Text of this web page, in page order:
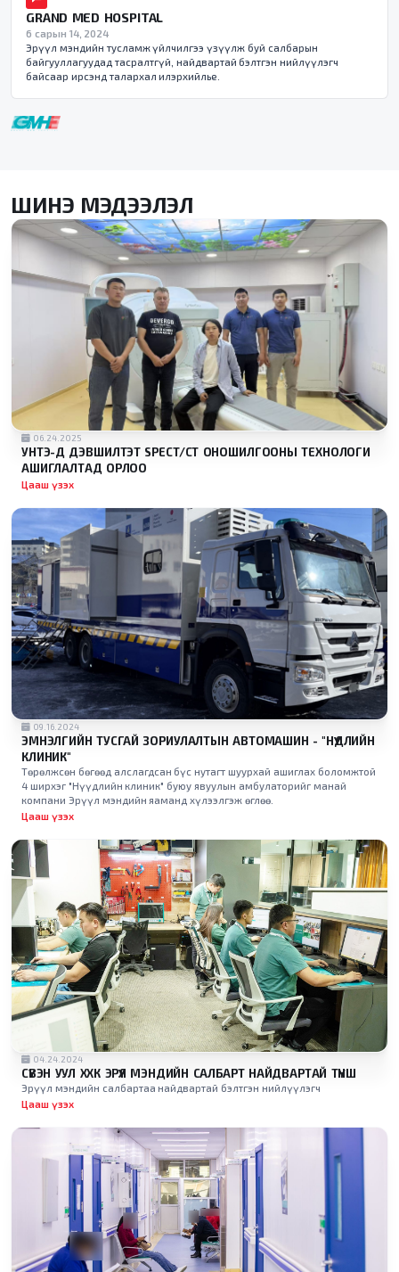
GRAND MED HOSPITAL
6 сарын 14, 2024
Эрүүл мэндийн тусламж үйлчилгээ үзүүлж буй салбарын
байгууллагуудад тасралтгүй, найдвартай бэлтгэн нийлүүлэгч
байсаар ирсэнд талархал илэрхийлье.
ШИНЭ МЭДЭЭЛЭЛ
06.24.2025
УНТЭ-Д ДЭВШИЛТЭТ SPECT/CT ОНОШИЛГООНЫ ТЕХНОЛОГИ
АШИГЛАЛТАД ОРЛОО
Цааш үзэх
09.16.2024
ЭМНЭЛГИЙН ТУСГАЙ ЗОРИУЛАЛТЫН АВТОМАШИН - "НҮҮДЛИЙН
КЛИНИК"
Төрөлжсөн бөгөөд алслагдсан бүс нутагт шуурхай ашиглах боломжтой
4 ширхэг "Нүүдлийн клиник" буюу явуулын амбулаторийг манай
компани Эрүүл мэндийн яаманд хүлээлгэж өглөө.
Цааш үзэх
04.24.2024
СҮВЭН УУЛ ХХК ЭРҮҮЛ МЭНДИЙН САЛБАРТ НАЙДВАРТАЙ ТҮНШ
Эрүүл мэндийн салбартаа найдвартай бэлтгэн нийлүүлэгч
Цааш үзэх